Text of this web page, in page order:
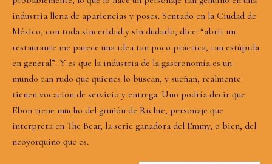
industria llena de apariencias y poses. Sentado en la Ciudad de
México, con toda sinceridad y sin dudarlo, dice: “abrir un
restaurante me parece una idea tan poco práctica, tan estúpida
en general”. Y es que la industria de la gastronomía es un
mundo tan rudo que quienes lo buscan, y sueñan, realmente
tienen vocación de servicio y entrega. Uno podría decir que
Ebon tiene mucho del gruñón de Richie, personaje que
interpreta en The Bear, la serie ganadora del Emmy, o bien, del
neoyorquino que es.